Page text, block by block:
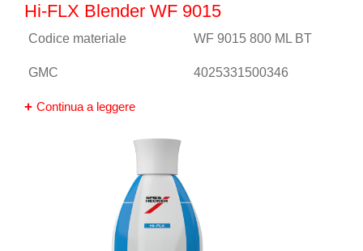
Hi-FLX Blender WF 9015
Codice materiale WF 9015 800 ML BT
GMC 4025331500346
Continua a leggere